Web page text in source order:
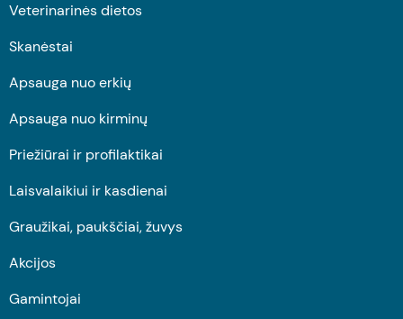
Veterinarinės dietos
Skanėstai
Apsauga nuo erkių
Apsauga nuo kirminų
Priežiūrai ir profilaktikai
Laisvalaikiui ir kasdienai
Graužikai, paukščiai, žuvys
Akcijos
Gamintojai